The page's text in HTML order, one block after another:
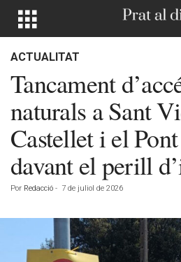
ACTUALITAT
Tancament
naturals a Sant
Castellet i el
davant el perill
Por Redacció - 7 de juliol de 2026